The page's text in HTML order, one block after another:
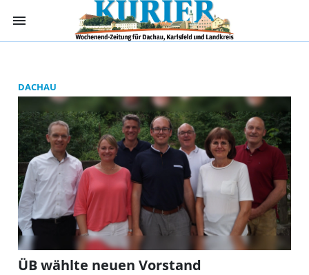
menu Kurier Dachau
DACHAU
ÜB wählte neuen Vorstand